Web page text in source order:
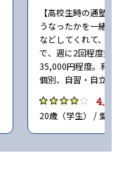
【高校生時の通塾
うなったかを一緒
などしてくれて、
で、週に2回程度授
35,000円程度。利
個別、自習・自立
4.0
20歳（学生） / 愛知